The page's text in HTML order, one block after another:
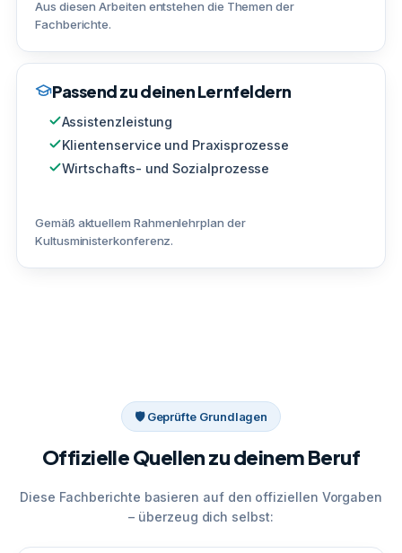
Aus diesen Arbeiten entstehen die Themen der
Fachberichte.
Passend zu deinen Lernfeldern
Assistenzleistung
Klientenservice und Praxisprozesse
Wirtschafts- und Sozialprozesse
Gemäß aktuellem Rahmenlehrplan der
Kultusministerkonferenz.
🛡 Geprüfte Grundlagen
Offizielle Quellen zu deinem Beruf
Diese Fachberichte basieren auf den offiziellen Vorgaben
– überzeug dich selbst: